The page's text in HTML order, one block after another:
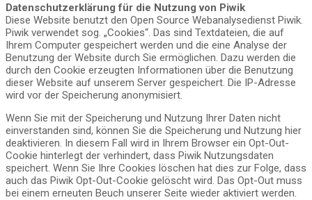
Datenschutzerklärung für die Nutzung von Piwik
Diese Website benutzt den Open Source Webanalysedienst Piwik.
Piwik verwendet sog. „Cookies“. Das sind Textdateien, die auf
Ihrem Computer gespeichert werden und die eine Analyse der
Benutzung der Website durch Sie ermöglichen. Dazu werden die
durch den Cookie erzeugten Informationen über die Benutzung
dieser Website auf unserem Server gespeichert. Die IP-Adresse
wird vor der Speicherung anonymisiert.
Wenn Sie mit der Speicherung und Nutzung Ihrer Daten nicht
einverstanden sind, können Sie die Speicherung und Nutzung hier
deaktivieren. In diesem Fall wird in Ihrem Browser ein Opt-Out-
Cookie hinterlegt der verhindert, dass Piwik Nutzungsdaten
speichert. Wenn Sie Ihre Cookies löschen hat dies zur Folge, dass
auch das Piwik Opt-Out-Cookie gelöscht wird. Das Opt-Out muss
bei einem erneuten Beuch unserer Seite wieder aktiviert werden.